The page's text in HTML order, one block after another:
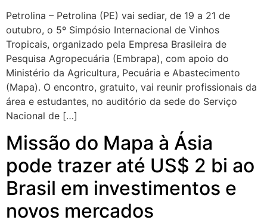
Petrolina – Petrolina (PE) vai sediar, de 19 a 21 de
outubro, o 5º Simpósio Internacional de Vinhos
Tropicais, organizado pela Empresa Brasileira de
Pesquisa Agropecuária (Embrapa), com apoio do
Ministério da Agricultura, Pecuária e Abastecimento
(Mapa). O encontro, gratuito, vai reunir profissionais da
área e estudantes, no auditório da sede do Serviço
Nacional de […]
Missão do Mapa à Ásia
pode trazer até US$ 2 bi ao
Brasil em investimentos e
novos mercados